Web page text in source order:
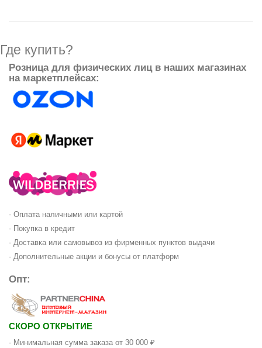
Где купить?
Розница для физических лиц в наших магазинах
на маркетплейсах:
- Оплата наличными или картой
- Покупка в кредит
- Доставка или самовывоз из фирменных пунктов выдачи
- Дополнительные акции и бонусы от платформ
Опт:
СКОРО ОТКРЫТИЕ
- Минимальная сумма заказа от 30 000 ₽